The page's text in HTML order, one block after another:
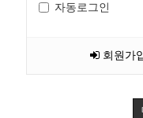
자동로그인
회원가